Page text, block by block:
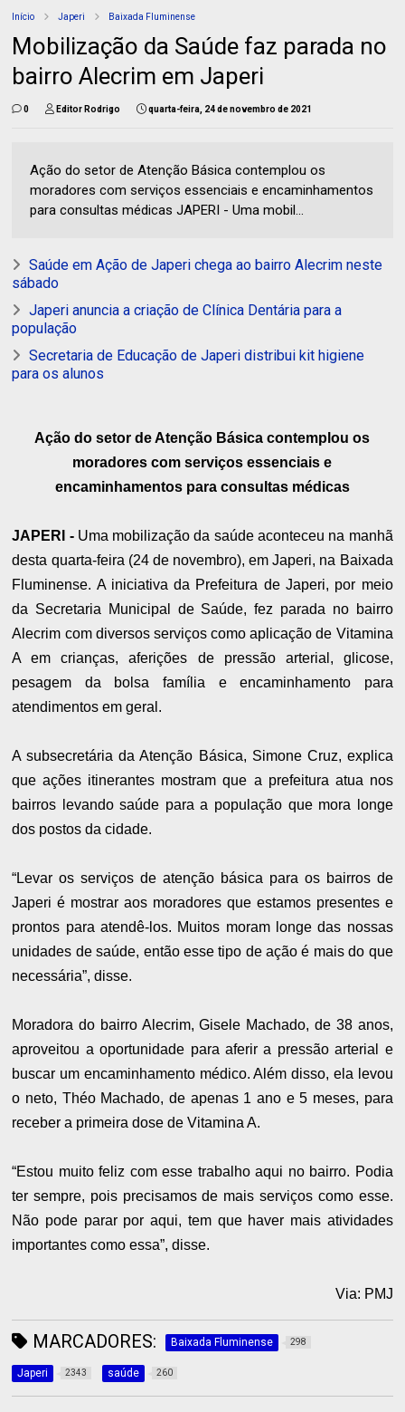
Início Japeri Baixada Fluminense
Mobilização da Saúde faz parada no
bairro Alecrim em Japeri
0 Editor Rodrigo quarta-feira, 24 de novembro de 2021
Ação do setor de Atenção Básica contemplou os
moradores com serviços essenciais e encaminhamentos
para consultas médicas JAPERI - Uma mobil...
Saúde em Ação de Japeri chega ao bairro Alecrim neste
sábado
Japeri anuncia a criação de Clínica Dentária para a
população
Secretaria de Educação de Japeri distribui kit higiene
para os alunos
Ação do setor de Atenção Básica contemplou os
moradores com serviços essenciais e
encaminhamentos para consultas médicas
JAPERI -Uma mobilização da saúde aconteceu na manhã
desta quarta-feira (24 de novembro), em Japeri, na Baixada
Fluminense. A iniciativa da Prefeitura de Japeri, por meio
da Secretaria Municipal de Saúde, fez parada no bairro
Alecrim com diversos serviços como aplicação de Vitamina
A em crianças, aferições de pressão arterial, glicose,
pesagem da bolsa família e encaminhamento para
atendimentos em geral.
A subsecretária da Atenção Básica, Simone Cruz, explica
que ações itinerantes mostram que a prefeitura atua nos
bairros levando saúde para a população que mora longe
dos postos da cidade.
“Levar os serviços de atenção básica para os bairros de
Japeri é mostrar aos moradores que estamos presentes e
prontos para atendê-los. Muitos moram longe das nossas
unidades de saúde, então esse tipo de ação é mais do que
necessária”, disse.
Moradora do bairro Alecrim, Gisele Machado, de 38 anos,
aproveitou a oportunidade para aferir a pressão arterial e
buscar um encaminhamento médico. Além disso, ela levou
o neto, Théo Machado, de apenas 1 ano e 5 meses, para
receber a primeira dose de Vitamina A.
“Estou muito feliz com esse trabalho aqui no bairro. Podia
ter sempre, pois precisamos de mais serviços como esse.
Não pode parar por aqui, tem que haver mais atividades
importantes como essa”, disse.
Via: PMJ
MARCADORES: Baixada Fluminense 298
Japeri 2343 saúde 260